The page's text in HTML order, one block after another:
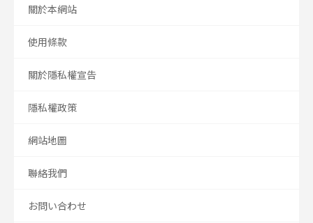
關於本網站
使用條款
關於隱私權宣告
隱私權政策
網站地圖
聯絡我們
お問い合わせ